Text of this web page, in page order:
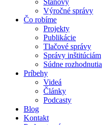
Stanovy
Výročné správy
Čo robíme
Projekty
Publikácie
Tlačové správy
Správy inštitúciám
Súdne rozhodnutia
Príbehy
Videá
Články
Podcasty
Blog
Kontakt